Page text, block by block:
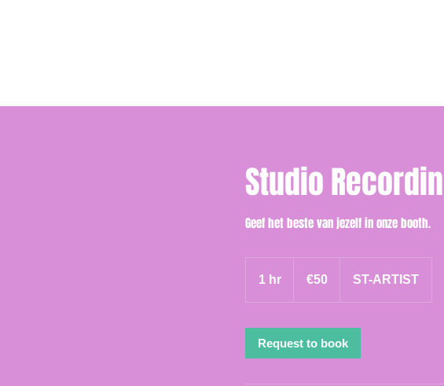
Studio
Geef het beste van jezelf in onze booth.
1 hr €50 ST-ARTIST
Request to book